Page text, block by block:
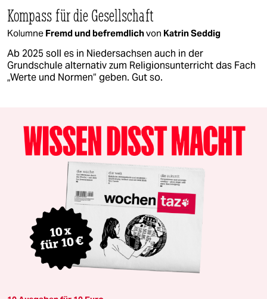
Kompass für die Gesellschaft
Kolumne Fremd und befremdlichvon Katrin Seddig
Ab 2025 soll es in Niedersachsen auch in der
Grundschule alternativ zum Religionsunterricht das Fach
„Werte und Normen“ geben. Gut so.